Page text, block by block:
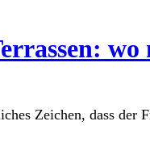
wo
Zeichen, dass